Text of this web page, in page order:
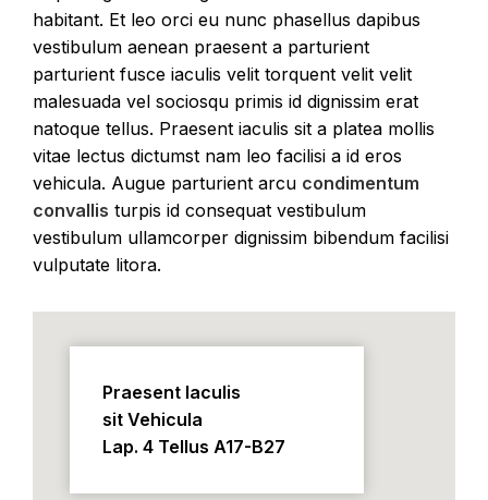
habitant. Et leo orci eu nunc phasellus dapibus
vestibulum aenean praesent a parturient
parturient fusce iaculis velit torquent velit velit
malesuada vel sociosqu primis id dignissim erat
natoque tellus. Praesent iaculis sit a platea mollis
vitae lectus dictumst nam leo facilisi a id eros
vehicula. Augue parturient arcu condimentum
convallis turpis id consequat vestibulum
vestibulum ullamcorper dignissim bibendum facilisi
vulputate litora.
Praesent Iaculis
sit Vehicula
Lap. 4 Tellus A17-B27